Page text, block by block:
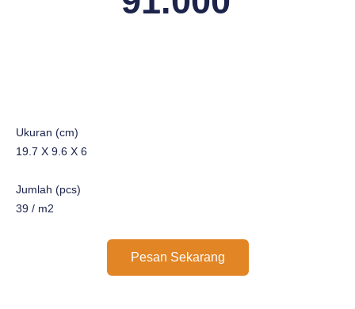
Ukuran (cm)
19.7 X 9.6 X 6
Jumlah (pcs)
39 / m2
Pesan Sekarang